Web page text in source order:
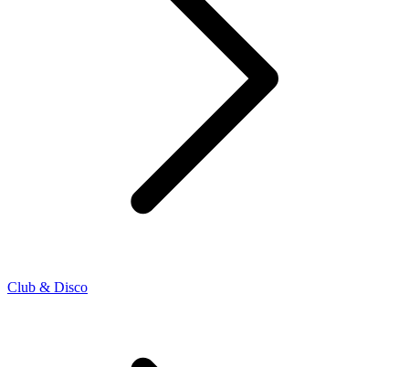
Club & Disco